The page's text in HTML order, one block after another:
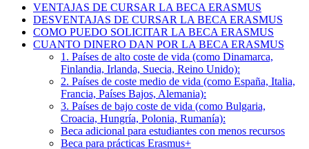
VENTAJAS DE CURSAR LA BECA ERASMUS
DESVENTAJAS DE CURSAR LA BECA ERASMUS
COMO PUEDO SOLICITAR LA BECA ERASMUS
CUANTO DINERO DAN POR LA BECA ERASMUS
1. Países de alto coste de vida (como Dinamarca,
Finlandia, Irlanda, Suecia, Reino Unido):
2. Países de coste medio de vida (como España, Italia,
Francia, Países Bajos, Alemania):
3. Países de bajo coste de vida (como Bulgaria,
Croacia, Hungría, Polonia, Rumanía):
Beca adicional para estudiantes con menos recursos
Beca para prácticas Erasmus+